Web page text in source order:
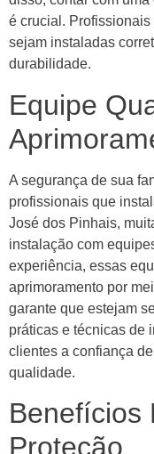
é crucial.
sejam instaladas
durabilidade.
Equipe
A segurança de sua
profissionais que
José dos Pinhais,
instalação com
experiência, essas
aprimoramento por
garante que estejam
práticas e técnicas de
clientes a confiança
qualidade.
Benefícios
Proteção